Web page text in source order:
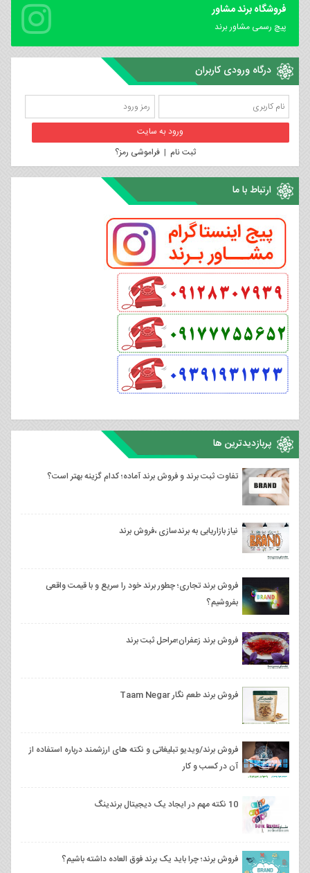
فروشگاه برند مشاور
پیچ رسمی مشاور برند
درگاه ورودی کاربران
ثبت نام |فراموشی رمز؟
ارتباط با ما
پربازدیدترین ها
تفاوت ثبت برند و فروش برند آماده؛ کدام گزینه بهتر است؟
نیاز بازاریابی به برندسازی ،فروش برند
فروش برند تجاری؛ چطور برند خود را سریع و با قیمت واقعی
بفروشیم؟
فروش برند زعفران؛مراحل ثبت برند
فروش برند طعم نگار Taam Negar
فروش برند/ویدیو تبلیغاتی و نکته های ارزشمند درباره استفاده از
آن در کسب و کار
10 نکته مهم در ایجاد یک دیجیتال برندینگ
فروش برند؛ چرا باید یک برند فوق العاده داشته باشیم؟